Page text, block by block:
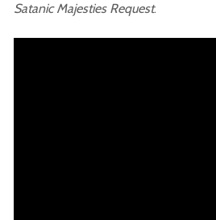
Satanic Majesties Request.